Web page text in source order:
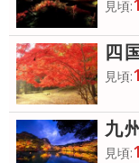
見頃:
四
見頃:
九
見頃: